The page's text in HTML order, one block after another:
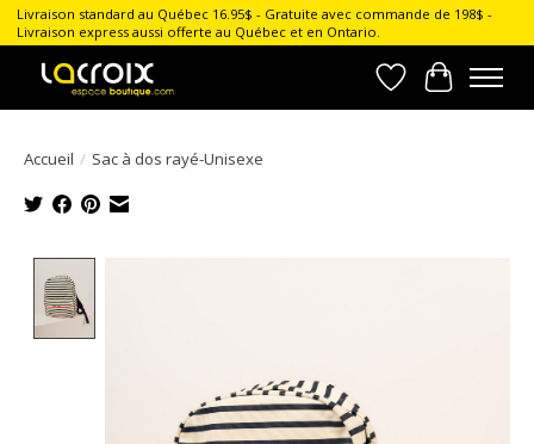
Livraison standard au Québec 16.95$ - Gratuite avec commande de 198$ -
Livraison express aussi offerte au Québec et en Ontario.
Liste dePanier
Accueil / Sac à dos rayé-Unisexe